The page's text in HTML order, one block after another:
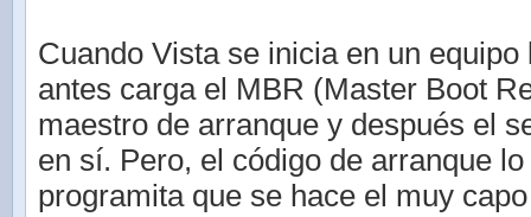
Cuando Vista se inicia en un
antes carga el MBR (Master Boot
maestro de arranque y después el
en sí. Pero, el código de arranque
programita que se hace el muy